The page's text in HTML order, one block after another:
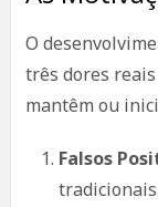
O
três dores
mantêm ou
Falsos